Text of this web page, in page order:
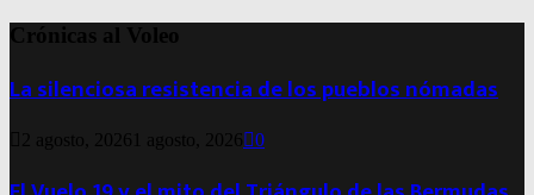
Crónicas al Voleo
La silenciosa resistencia de los pueblos nómadas
2 agosto, 2026 1 agosto, 2026 0